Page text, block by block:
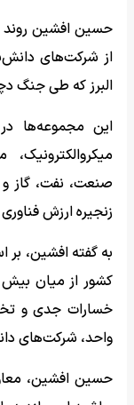
حسین افشین روند
از شرکت‌های
البرز که طی جنگ
این مجموعه‌ها
صنعت، نفت، گاز
زنجیره ارزش
به گفته افشین، بر
واحد، شرکت‌های
حسین افشین،